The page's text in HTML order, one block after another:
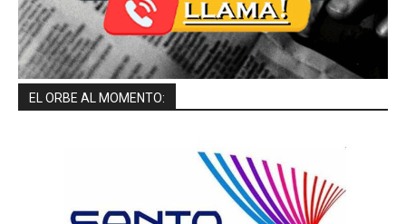
EL ORBE AL MOMENTO: